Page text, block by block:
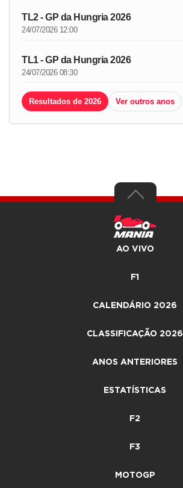
TL2 - GP da Hungria 2026
24/07/2026 12:00
TL1 - GP da Hungria 2026
24/07/2026 08:30
Resultados de 2026 Ver outros anos
AO VIVO
F1
CALENDÁRIO 2026
CLASSIFICAÇÃO 2026
ANOS ANTERIORES
ESTATÍSTICAS
F2
F3
MOTOGP